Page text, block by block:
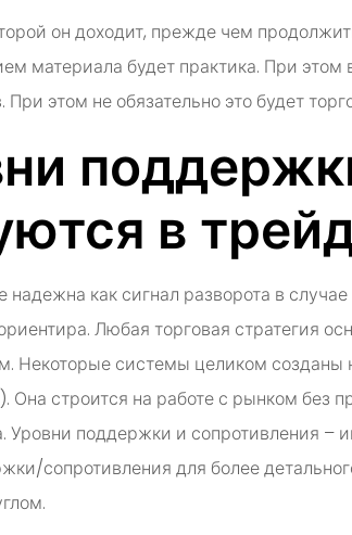
он доходит, прежде чем
материала будет практика. При этом
этом не обязательно это будет
в
надежна как сигнал разворота в
Любая торговая стратегия
Некоторые системы целиком созданы
строится на работе с рынком без
Уровни поддержки и сопротивления –
сопротивления для более